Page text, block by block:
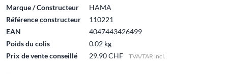
Marque / Constructeur
HAMA
Référence constructeur
110221
EAN
4047443426499
Poids du colis
0.02 kg
Prix de vente conseillé
29.90 CHF TVA/TAR incl.